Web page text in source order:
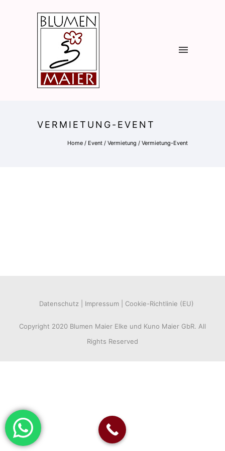
VERMIETUNG-EVENT
Home / Event / Vermietung / Vermietung-Event
Datenschutz Impressum Cookie-Richtlinie (EU)
Copyright 2020 Blumen Maier Elke und Kuno Maier GbR. All
Rights Reserved